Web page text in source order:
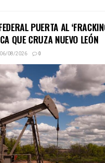
PUERTA AL
QUE CRUZA NUEVO LEÓN
06/08/2026 0